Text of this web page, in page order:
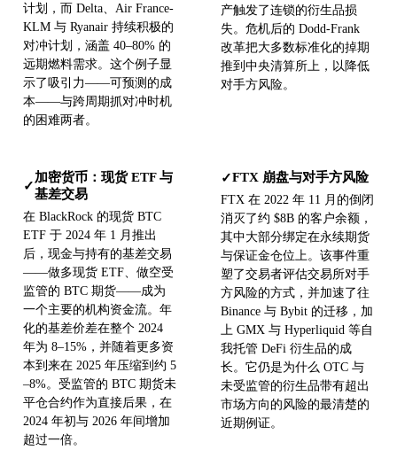
计划，而 Delta、Air France-
KLM 与 Ryanair 持续积极的
对冲计划，涵盖 40–80% 的
远期燃料需求。这个例子显
示了吸引力——可预测的成
本——与跨周期抓对冲时机
的困难两者。
产触发了连锁的衍生品损
失。危机后的 Dodd-Frank
改革把大多数标准化的掉期
推到中央清算所上，以降低
对手方风险。
✓
加密货币：现货 ETF 与
基差交易
在 BlackRock 的现货 BTC
ETF 于 2024 年 1 月推出
后，现金与持有的基差交易
——做多现货 ETF、做空受
监管的 BTC 期货——成为
一个主要的机构资金流。年
化的基差价差在整个 2024
年为 8–15%，并随着更多资
本到来在 2025 年压缩到约 5
–8%。受监管的 BTC 期货未
平仓合约作为直接后果，在
2024 年初与 2026 年间增加
超过一倍。
✓FTX 崩盘与对手方风险
FTX 在 2022 年 11 月的倒闭
消灭了约 $8B 的客户余额，
其中大部分绑定在永续期货
与保证金仓位上。该事件重
塑了交易者评估交易所对手
方风险的方式，并加速了往
Binance 与 Bybit 的迁移，加
上 GMX 与 Hyperliquid 等自
我托管 DeFi 衍生品的成
长。它仍是为什么 OTC 与
未受监管的衍生品带有超出
市场方向的风险的最清楚的
近期例证。